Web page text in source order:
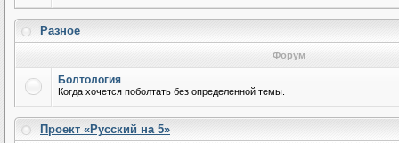
Разное
Форум
Болтология
Когда хочется поболтать без определенной темы.
Проект «Русский на 5»